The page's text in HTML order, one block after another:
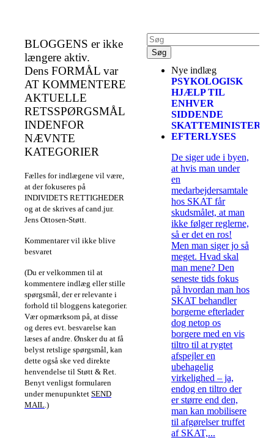
BLOGGENS er ikke
længere aktiv.
Dens FORMÅL var
AT KOMMENTERE
AKTUELLE
RETSSPØRGSMÅL
INDENFOR
NÆVNTE
KATEGORIER
Fælles for indlægene vil være,
at der fokuseres på
INDIVIDETS RETTIGHEDER
og at de skrives af cand.jur.
Jens Ottosen-Støtt.
Kommentarer vil ikke blive
besvaret
(Du er velkommen til at
kommentere indlæg eller stille
spørgsmål, der er relevante i
forhold til bloggens kategorier.
Vær opmærksom på, at disse
og deres evt. besvarelse kan
læses af andre. Ønsker du at få
belyst retslige spørgsmål, kan
dette også ske ved direkte
henvendelse til Støtt & Ret.
Benyt venligst formularen
under menupunktet SEND
MAIL .)
Nye indlæg
PSYKOLOGISK
HJÆLP TIL
ENHVER
SIDDENDE
SKATTEMINISTER
EFTERLYSES
De siger ude i byen,
at hvis man under
en
medarbejdersamtale
hos SKAT får
skudsmålet, at man
ikke følger reglerne,
så er det en ros!
Men man siger jo så
meget. Hvad skal
man mene? Den
seneste tids fokus
på hvordan man hos
SKAT behandler
borgerne efterlader
dog netop os
borgere med en vis
tiltro til at rygtet
afspejler en
ubehagelig
virkelighed – ja,
endog en tiltro der
er større end den,
man kan mobilisere
til afgørelser truffet
af SKAT,...